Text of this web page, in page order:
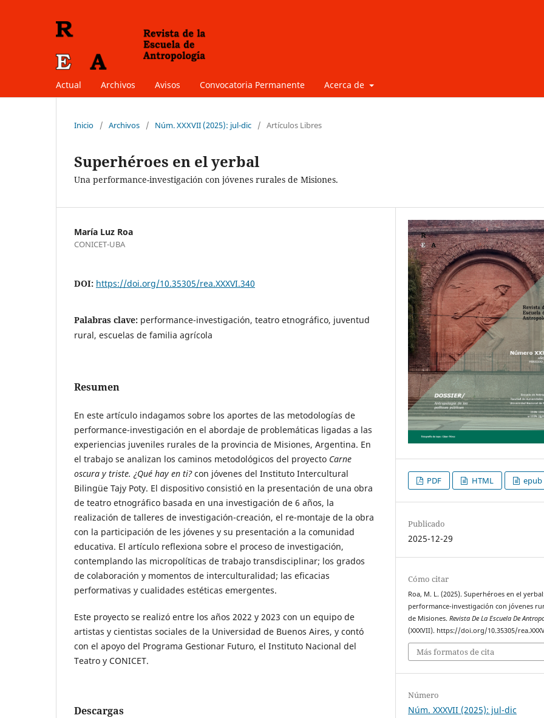
Actual Archivos Avisos Convocatoria Permanente Acerca de
Inicio / Archivos / Núm. XXXVII (2025): jul-dic / Artículos Libres
Superhéroes en el yerbal
Una performance-investigación con jóvenes rurales de Misiones.
María Luz Roa
CONICET-UBA
DOI: https://doi.org/10.35305/rea.XXXVI.340
Palabras clave: performance-investigación, teatro etnográfico, juventud
rural, escuelas de familia agrícola
Resumen
En este artículo indagamos sobre los aportes de las metodologías de
performance-investigación en el abordaje de problemáticas ligadas a las
experiencias juveniles rurales de la provincia de Misiones, Argentina. En
el trabajo se analizan los caminos metodológicos del proyecto Carne
oscura y triste. ¿Qué hay en ti?con jóvenes del Instituto Intercultural
Bilingüe Tajy Poty. El dispositivo consistió en la presentación de una obra
de teatro etnográfico basada en una investigación de 6 años, la
realización de talleres de investigación-creación, el re-montaje de la obra
con la participación de les jóvenes y su presentación a la comunidad
educativa. El artículo reflexiona sobre el proceso de investigación,
contemplando las micropolíticas de trabajo transdisciplinar; los grados
de colaboración y momentos de interculturalidad; las eficacias
performativas y cualidades estéticas emergentes.
Este proyecto se realizó entre los años 2022 y 2023 con un equipo de
artistas y cientistas sociales de la Universidad de Buenos Aires, y contó
con el apoyo del Programa Gestionar Futuro, el Instituto Nacional del
Teatro y CONICET.
Descargas
PDF HTML epub
Publicado
2025-12-29
Cómo citar
Roa, M. L. (2025). Superhéroes en el
performance-investigación con jóvenes
de Misiones.Revista De La Escuela De
(XXXVII). https://doi.org/10.35305/
Más formatos de cita
Número
Núm. XXXVII (2025): jul-dic